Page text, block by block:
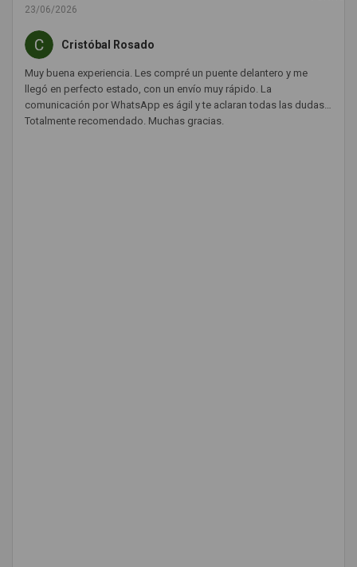
23/06/2026
Cristóbal Rosado
Muy buena experiencia. Les compré un puente delantero y me
llegó en perfecto estado, con un envío muy rápido. La
comunicación por WhatsApp es ágil y te aclaran todas las dudas.
Totalmente recomendado. Muchas gracias.